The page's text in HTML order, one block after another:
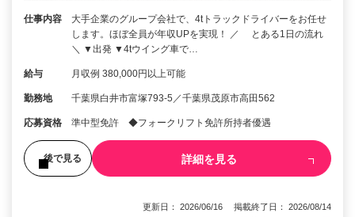
仕事内容
大手企業のグループ会社で、4tトラックドライバーをお任せ
します。ほぼ全員が年収UPを実現！ ／ とある1日の流れ
＼ ▼出発 ▼4tウイング車で…
給与 月収例 380,000円以上可能
勤務地 千葉県白井市富塚793-5／千葉県茂原市高田562
応募資格 準中型免許 ◆フォークリフト免許所持者優遇
後で見る 詳細を見る
更新日： 2026/06/16 掲載終了日： 2026/08/14